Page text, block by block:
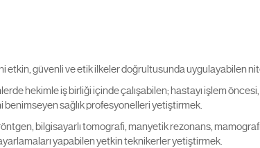
güvenli ve etik ilkeler doğrultusunda uygulayabilen
hekimle iş birliği içinde çalışabilen; hastayı işlem
sağlık profesyonelleri yetiştirmek.
bilgisayarlı tomografi, manyetik rezonans,
yapabilen yetkin teknikerler yetiştirmek.